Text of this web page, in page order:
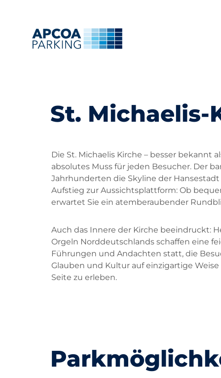
St. Michaelis-
Die St. Michaelis Kirche – besser bekannt
absolutes Muss für jeden Besucher. Der
Jahrhunderten die Skyline der
Aufstieg zur Aussichtsplattform: Ob
erwartet Sie ein atemberaubender
Auch das Innere der Kirche beeindruckt:
Orgeln Norddeutschlands schaffen eine
Führungen und Andachten statt, die
Glauben und Kultur auf einzigartige
Seite zu erleben.